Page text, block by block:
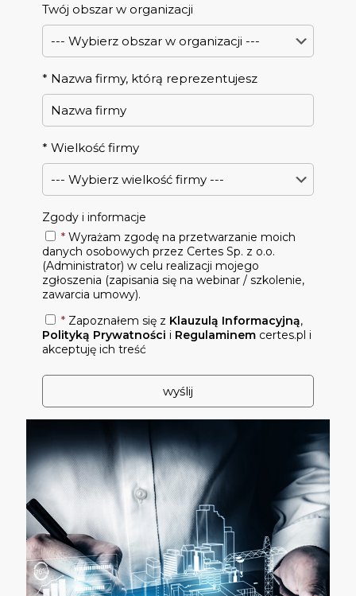
Twój obszar w organizacji
* Nazwa firmy, którą reprezentujesz
* Wielkość firmy
Zgody i informacje
* Wyrażam zgodę na przetwarzanie moich
danych osobowych przez Certes Sp. z o.o.
(Administrator) w celu realizacji mojego
zgłoszenia (zapisania się na webinar / szkolenie,
zawarcia umowy).
* Zapoznałem się z Klauzulą Informacyjną,
Polityką Prywatności i Regulaminem certes.pl i
akceptuję ich treść